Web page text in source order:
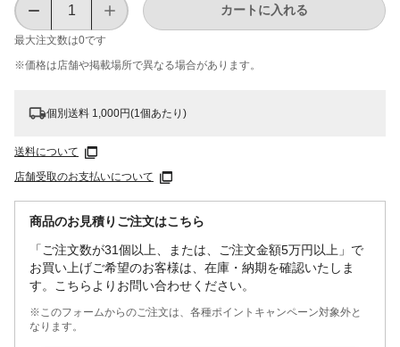
最大注文数は0です
カートに入れる
※価格は​店舗や​掲載場所で​異なる​場合が​あります。
個別送料 1,000円(1個あたり)
送料について
店舗受取のお支払いについて
商品のお見積りご注文はこちら
「ご注文数が31個以上、または、ご注文金額5万円以上」で
お買い上げご希望のお客様は、在庫・納期を確認いたしま
す。こちらよりお問い合わせください。
※このフォームからのご注文は、各種ポイントキャンペーン対象外と
なります。